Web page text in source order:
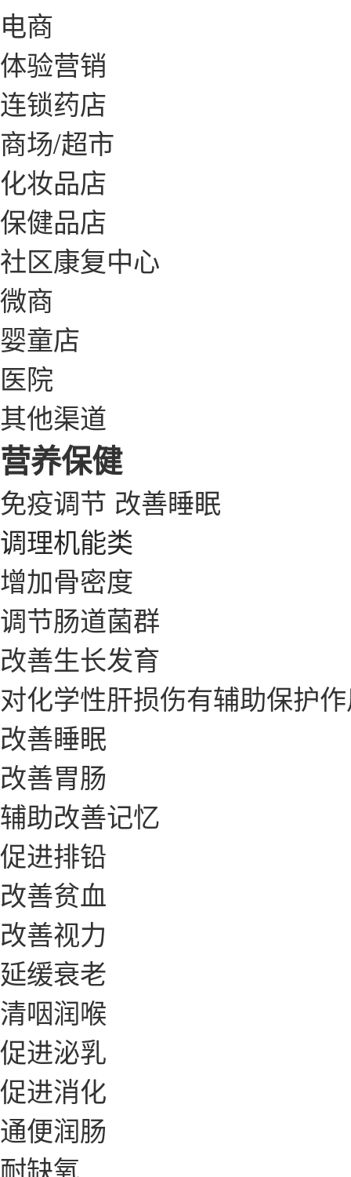
电商
体验营销
连锁药店
商场/超市
化妆品店
保健品店
社区康复中心
微商
婴童店
医院
其他渠道
营养保健
免疫调节 改善睡眠
调理机能类
增加骨密度
调节肠道菌群
改善生长发育
对化学性肝损伤有辅助保护
改善睡眠
改善胃肠
辅助改善记忆
促进排铅
改善贫血
改善视力
延缓衰老
清咽润喉
促进泌乳
促进消化
通便润肠
耐缺氧